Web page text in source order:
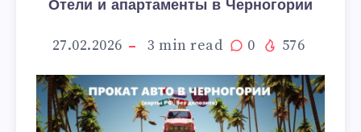
Отели и апартаменты в Черногории
27.02.2026 3 min read 0 576